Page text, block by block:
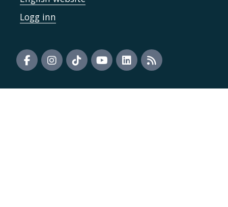
Logg inn